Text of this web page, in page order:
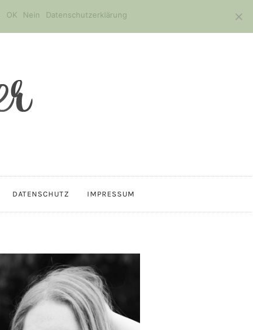
DATENSCHUTZ IMPRESSUM
OK Nein Datenschutzerklärung